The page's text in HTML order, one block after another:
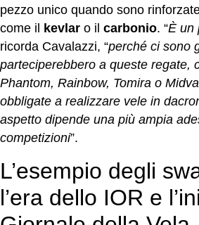
pezzo unico quando sono
come il
kevlar o il carbonio. “È un
ricorda Cavalazzi, “perché ci sono
parteciperebbero a queste regate,
Phantom, Rainbow, Tomira o
obbligate a realizzare vele in
aspetto dipende una più ampia
competizioni”.
L’esempio degli
l’era dello IOR e